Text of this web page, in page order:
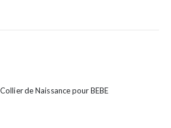
de Naissance pour BEBE